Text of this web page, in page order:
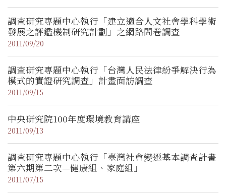
調查研究專題中心執行「建立適合人文社會學科學術
發展之評鑑機制研究計劃」之網路問卷調查
2011/09/20
調查研究專題中心執行「台灣人民法律紛爭解決行為
模式的實證研究調查」計畫面訪調查
2011/09/15
中央研究院100年度環境教育講座
2011/09/13
調查研究專題中心執行「臺灣社會變遷基本調查計畫
第六期第二次—健康組、家庭組」
2011/07/15